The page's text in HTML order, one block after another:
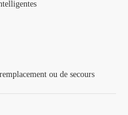
ou de secours